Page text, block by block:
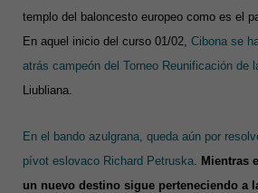
templo del baloncesto europeo como es el
En aquel inicio del curso 01/02, Cibona se
atrás campeón del Torneo Reunificación de
Liubliana.
En el bando azulgrana, queda aún por
pívot eslovaco Richard Petruska
Mientras
un nuevo destino sigue perteneciendo a